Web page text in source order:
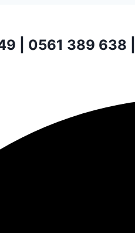
| 0561 389 638